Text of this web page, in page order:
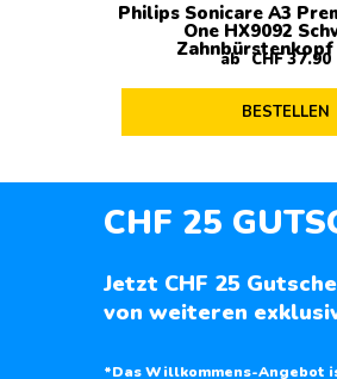
Philips Sonicare A3
One HX9092
Zahnbürstenkopf
ab CHF37.90
BESTELLEN
CHF 25
Jetzt CHF 25
von weiteren
*Das Willkommens-Angebot